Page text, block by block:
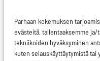
Parhaan kokemuksen
evästeitä, tallentaaksemme
tekniikoiden hyväksyminen
kuten selauskäyttäytymistä
näillä